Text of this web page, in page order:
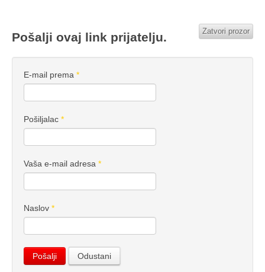
Pošalji ovaj link prijatelju. Zatvori prozor
E-mail prema *
Pošiljalac *
Vaša e-mail adresa *
Naslov *
Pošalji Odustani